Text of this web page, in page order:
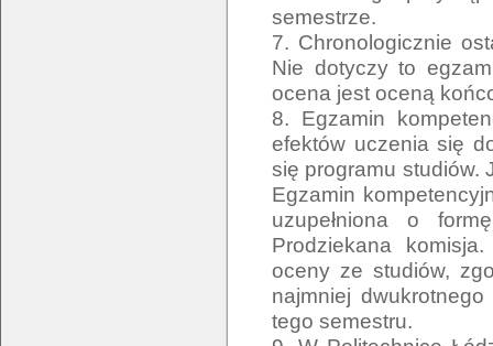
semestrze.
7. Chronologicznie
Nie dotyczy to
ocena jest oceną
8. Egzamin
efektów uczenia się
się programu studiów.
Egzamin
uzupełniona o
Prodziekana
oceny ze studiów,
najmniej
tego semestru.